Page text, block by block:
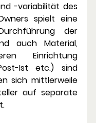
-variabilität des
spielt eine
der
auch Material,
Einrichtung
Ist etc.) sind
sich mittlerweile
auf separate